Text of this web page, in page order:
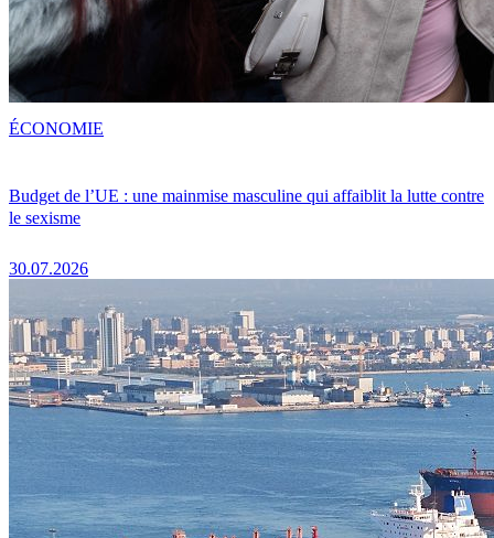
Budget de l’UE : une mainmise masculine qui affaiblit la lutte contre
le sexisme
30.07.2026
ÉCONOMIE